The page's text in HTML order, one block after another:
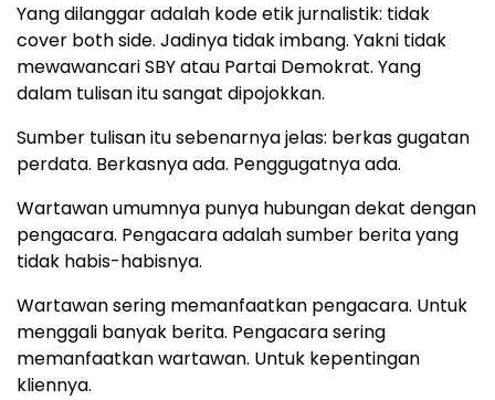
Yang dilanggar adalah kode etik jurnalistik: tidak
cover both side. Jadinya tidak imbang. Yakni tidak
mewawancari SBY atau Partai Demokrat. Yang
dalam tulisan itu sangat dipojokkan.
Sumber tulisan itu sebenarnya jelas: berkas gugatan
perdata. Berkasnya ada. Penggugatnya ada.
Wartawan umumnya punya hubungan dekat dengan
pengacara. Pengacara adalah sumber berita yang
tidak habis-habisnya.
Wartawan sering memanfaatkan pengacara. Untuk
menggali banyak berita. Pengacara sering
memanfaatkan wartawan. Untuk kepentingan
kliennya.